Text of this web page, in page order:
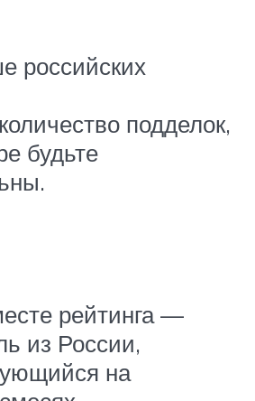
российских
подделок,
будьте
рейтинга —
из России,
на